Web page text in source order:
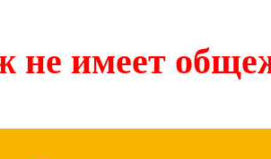
не имеет